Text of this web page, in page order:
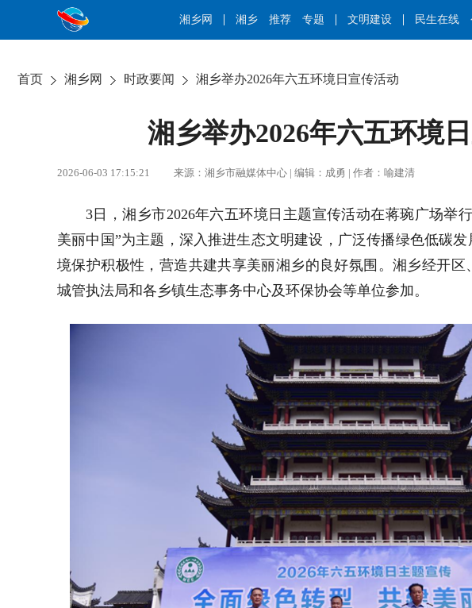
湘乡网 湘乡 推荐 专题 文明建设 民生在线
首页 湘乡网 时政要闻 湘乡举办2026年六五环境日宣传活动
湘乡举办2026年六五环境
2026-06-03 17:15:21 来源：湘乡市融媒体中心 | 编辑：成勇 | 作者：喻建清
3日，湘乡市2026年六五环境日主题宣传活动在蒋琬广场举
美丽中国”为主题，深入推进生态文明建设，广泛传播绿色低碳
境保护积极性，营造共建共享美丽湘乡的良好氛围。湘乡经开
城管执法局和各乡镇生态事务中心及环保协会等单位参加。